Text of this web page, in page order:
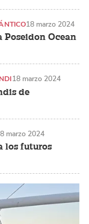
Ocean
18 marzo 2024
de
18 marzo 2024
los futuros
marzo 2024